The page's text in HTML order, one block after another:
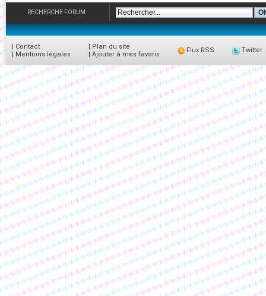
RECHERCHE FORUM
| Contact
| Mentions légales
| Plan du site
| Ajouter à mes favoris
Flux RSS Twitter